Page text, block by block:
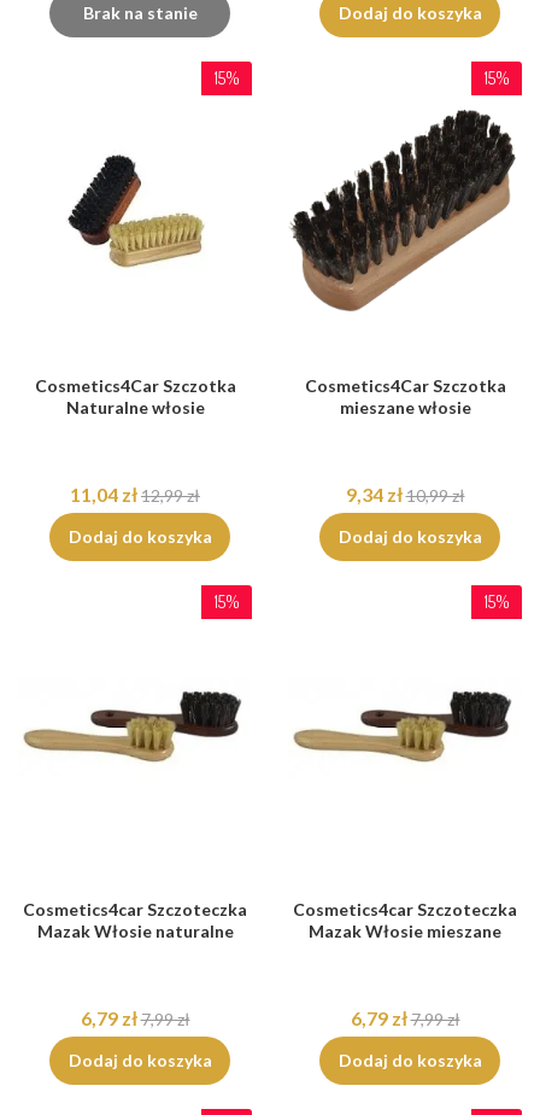
Brak na stanie
Dodaj do koszyka
15%
Cosmetics4Car Szczotka
Naturalne włosie
11,04 zł12,99 zł
Dodaj do koszyka
15%
Cosmetics4Car Szczotka
mieszane włosie
9,34 zł10,99 zł
Dodaj do koszyka
15%
Cosmetics4car Szczoteczka
Mazak Włosie naturalne
6,79 zł7,99 zł
Dodaj do koszyka
15%
Cosmetics4car Szczoteczka
Mazak Włosie mieszane
6,79 zł7,99 zł
Dodaj do koszyka